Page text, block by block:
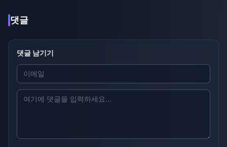
댓글
댓글 남기기